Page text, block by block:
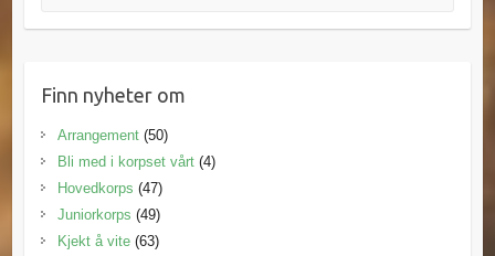
Finn nyheter om
Arrangement(50)
Bli med i korpset vårt(4)
Hovedkorps (47)
Juniorkorps (49)
Kjekt å vite(63)